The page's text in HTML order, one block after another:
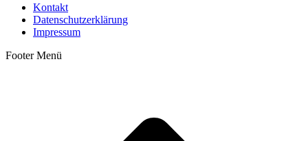
Kontakt
Datenschutzerklärung
Impressum
Footer Menü